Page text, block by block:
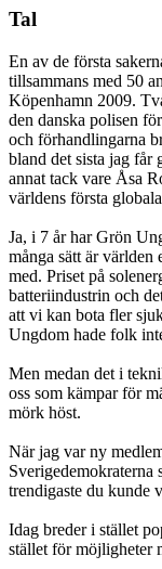
Tal
En av de första
tillsammans med 50
Köpenhamn 2009.
den danska polisen
och förhandlingarna
bland det sista jag får
annat tack vare Åsa
världens första
Ja, i 7 år har Grön
många sätt är världen
med. Priset på
batteriindustrin och
att vi kan bota fler
Ungdom hade folk
Men medan det i
oss som kämpar för
mörk höst.
När jag var ny
Sverigedemokraterna
trendigaste du kunde
Idag breder i stället
stället för möjligheter